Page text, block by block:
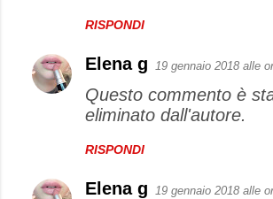
RISPONDI
Elena g 19 gennaio 2018 alle
Questo commento è
eliminato dall'autore.
RISPONDI
Elena g 19 gennaio 2018 alle